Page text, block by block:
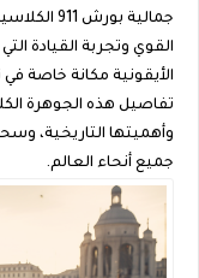
القوي وتجربة القيادة
الأيقونية مكانة خاصة
تفاصيل هذه الجوهرة
وأهميتها التاريخية،
جميع أنحاء العالم.